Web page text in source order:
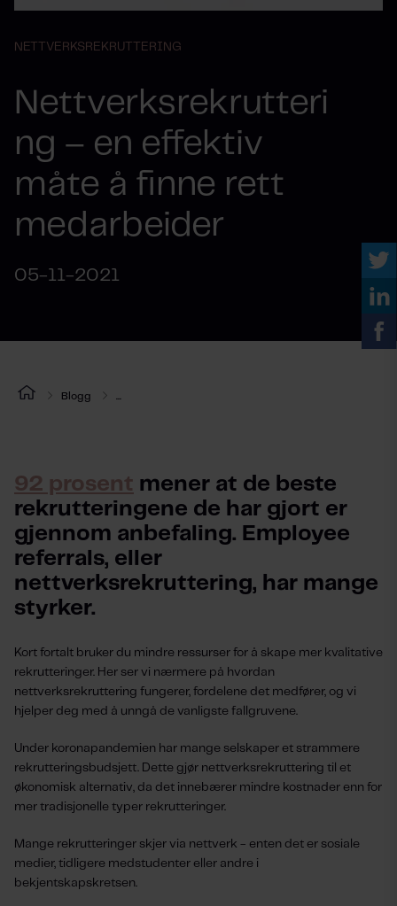
NETTVERKSREKRUTTERING
Nettverksrekrutteri
ng – en effektiv
måte å finne rett
medarbeider
05-11-2021
Blogg
92 prosent mener at de beste
rekrutteringene de har gjort er
gjennom anbefaling. Employee
referrals, eller
nettverksrekruttering, har mange
styrker.
Kort fortalt bruker du mindre ressurser for å skape mer kvalitative
rekrutteringer. Her ser vi nærmere på hvordan
nettverksrekruttering fungerer, fordelene det medfører, og vi
hjelper deg med å unngå de vanligste fallgruvene.
Under koronapandemien har mange selskaper et strammere
rekrutteringsbudsjett. Dette gjør nettverksrekruttering til et
økonomisk alternativ, da det innebærer mindre kostnader enn for
mer tradisjonelle typer rekrutteringer.
Mange rekrutteringer skjer via nettverk - enten det er sosiale
medier, tidligere medstudenter eller andre i
bekjentskapskretsen.